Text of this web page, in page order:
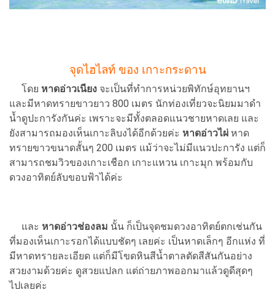
จุดไฮไลท์ ของ เกาะกระดาน
โดย หาดอ่าวเนียง จะเป็นที่ทำการหน่วยพิทักษ์อุทยานฯ
และมีหาดทรายขาวยาว 800 เมตร นักท่องเที่ยวจะนิยมมาดำ
น้ำดูปะการังกันค่ะ เพราะจะมีทั้งตลอดแนวชายหาดเลย และ
ยังสามารถมองเห็นเกาะลิบงได้อีกด้วยค่ะ หาดอ่าวไผ่ หาด
ทรายขาวขนาดสั้นๆ 200 เมตร แม้ว่าจะไม่มีแนวปะการัง แต่ก็
สามารถชมวิวของเกาะเชือก เกาะแหวน เกาะมุก พร้อมกับ
ดวงอาทิตย์ลับขอบฟ้าได้ค่ะ
และ หาดอ่าวช่องลม นั้น ก็เป็นจุดชมดวงอาทิตย์ตกเช่นกัน
ที่มองเห็นเกาะรอกได้แบบชัดๆ เลยค่ะ เป็นหาดเล็กๆ อีกแห่ง ที่
มีหาดทรายละเอียด แต่ก็มีโขดหินสีน้ำตาลตัดสีสันกันอย่าง
สวยงามด้วยค่ะ ดูสวยแปลก แต่ถ่ายภาพออกมาแล้วดูดีสุดๆ
ไปเลยค่ะ